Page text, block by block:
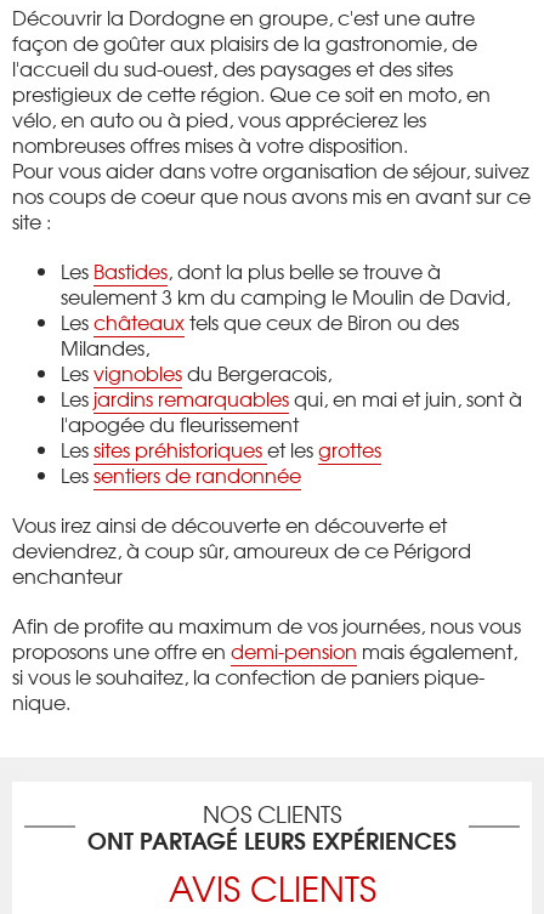
Découvrir la Dordogne en groupe, c'est une autre
façon de goûter aux plaisirs de la gastronomie, de
l'accueil du sud-ouest, des paysages et des sites
prestigieux de cette région. Que ce soit en moto, en
vélo, en auto ou à pied, vous apprécierez les
nombreuses offres mises à votre disposition.
Pour vous aider dans votre organisation de séjour, suivez
nos coups de coeur que nous avons mis en avant sur ce
site :
Les Bastides, dont la plus belle se trouve à
seulement 3 km du camping le Moulin de David,
Leschâteauxtels que ceux de Biron ou des
Milandes,
Lesvignoblesdu Bergeracois,
Lesjardins remarquablesqui, en mai et juin, sont à
l'apogée du fleurissement
Lessites préhistoriqueset lesgrottes
Lessentiers de randonnée
Vous irez ainsi de découverte en découverte et
deviendrez, à coup sûr, amoureux de ce Périgord
enchanteur
Afin de profite au maximum de vos journées, nous vous
proposons une offre en demi-pension mais également,
si vous le souhaitez, la confection de paniers pique-
nique.
NOS CLIENTS
ONT PARTAGÉ LEURS EXPÉRIENCES
AVIS CLIENTS